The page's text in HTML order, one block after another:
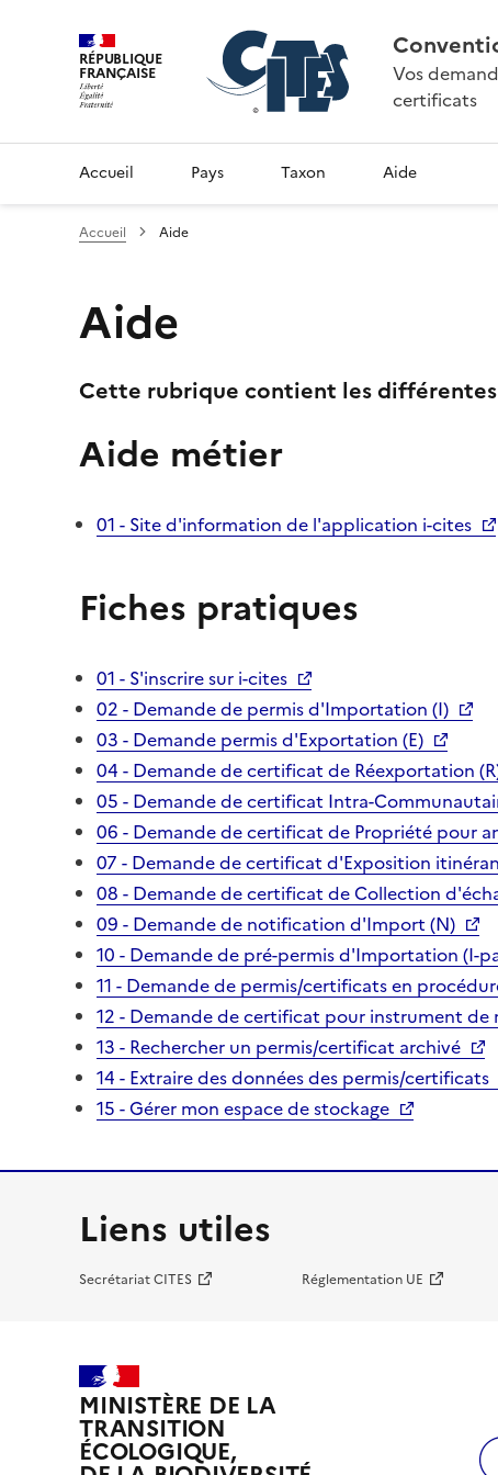
RÉPUBLIQUE
FRANÇAISE
Vos
certificats
Accueil Pays Taxon Aide
Accueil Aide
Aide
Cette rubrique contient les
Aide métier
01 - Site d'information de l'application i-cites
Fiches pratiques
01 - S'inscrire sur i-cites
02 - Demande de permis d'Importation (I)
03 - Demande permis d'Exportation (E)
04 - Demande de certificat de Réexportation
05 - Demande de certificat Intra-
06 - Demande de certificat de Propriété pour
07 - Demande de certificat d'Exposition
08 - Demande de certificat de Collection
09 - Demande de notification d'Import (N)
10 - Demande de pré-permis d'Importation (I-
11 - Demande de permis/certificats en
12 - Demande de certificat pour instrument de
13 - Rechercher un permis/certificat archivé
14 - Extraire des données des permis/certificats
15 - Gérer mon espace de stockage
Liens utiles
Secrétariat CITES Réglementation UE
MINISTÈRE DE LA
TRANSITION
ÉCOLOGIQUE,